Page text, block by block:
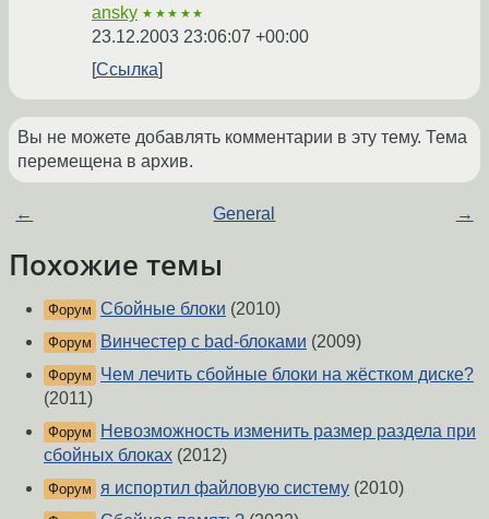
ansky ★★★★★
23.12.2003 23:06:07 +00:00
Ссылка
Вы не можете добавлять комментарии в эту тему. Тема
перемещена в архив.
← General →
Похожие темы
Форум Сбойные блоки (2010)
Форум Винчестер с bad-блоками (2009)
Форум
Чем лечить сбойные блоки на жёстком диске?
(2011)
Форум
Невозможность изменить размер раздела при
сбойных блоках (2012)
Форум я испортил файловую систему (2010)